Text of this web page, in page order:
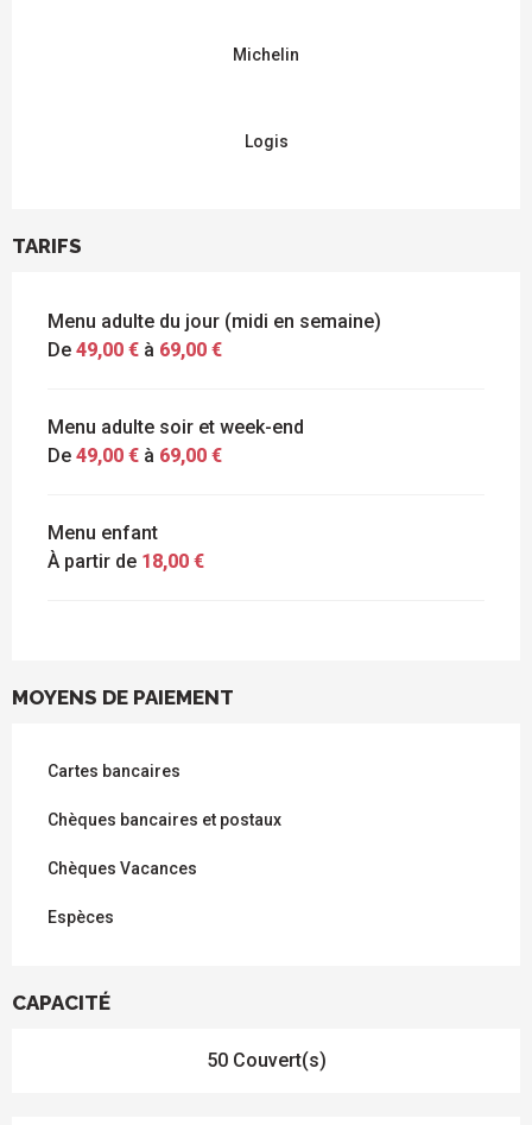
Michelin
Logis
TARIFS
Menu adulte du jour (midi en semaine)
De 49,00 € à 69,00 €
Menu adulte soir et week-end
De 49,00 € à 69,00 €
Menu enfant
À partir de 18,00 €
MOYENS DE PAIEMENT
Cartes bancaires
Chèques bancaires et postaux
Chèques Vacances
Espèces
CAPACITÉ
50 Couvert(s)